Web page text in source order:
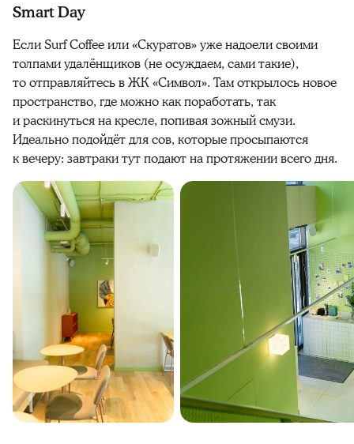
Smart Day
Если Surf Coffee или «Скуратов» уже надоели своими
толпами удалёнщиков (не осуждаем, сами такие),
то отправляйтесь в ЖК «Символ». Там открылось новое
пространство, где можно как поработать, так
и раскинуться на кресле, попивая зожный смузи.
Идеально подойдёт для сов, которые просыпаются
к вечеру: завтраки тут подают на протяжении всего дня.